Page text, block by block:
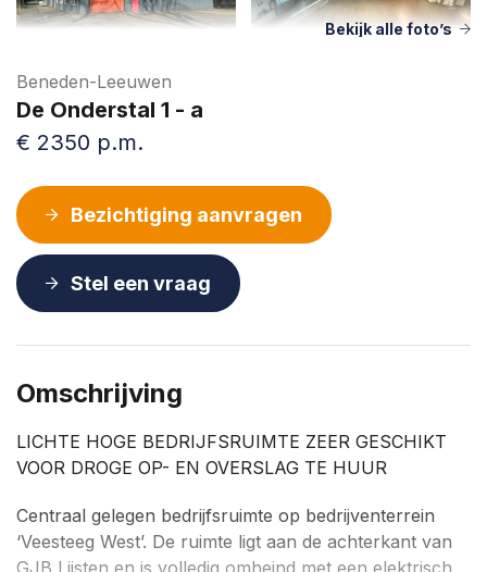
Bekijk alle foto’s
Beneden-Leeuwen
De Onderstal 1 - a
€ 2350 p.m.
Bezichtiging aanvragen
Stel een vraag
Omschrijving
LICHTE HOGE BEDRIJFSRUIMTE ZEER GESCHIKT
VOOR DROGE OP- EN OVERSLAG TE HUUR
Centraal gelegen bedrijfsruimte op bedrijventerrein
‘Veesteeg West’. De ruimte ligt aan de achterkant van
GJB Lijsten en is volledig omheind met een elektrisch